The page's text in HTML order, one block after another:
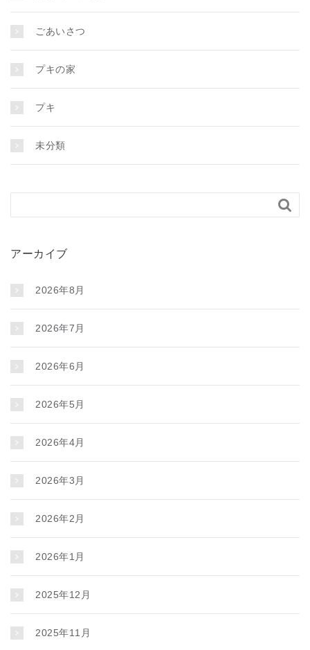
ごあいさつ
プキの家
プキ
未分類

アーカイブ
2026年8月
2026年7月
2026年6月
2026年5月
2026年4月
2026年3月
2026年2月
2026年1月
2025年12月
2025年11月